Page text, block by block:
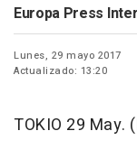
Europa Press
Lunes, 29 mayo 2017
Actualizado: 13:20
TOKIO 29 May.